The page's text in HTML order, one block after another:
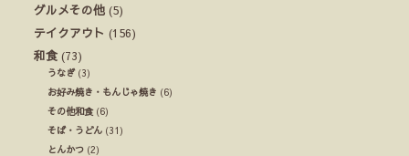
グルメその他 (5)
テイクアウト (156)
和食 (73)
うなぎ(3)
お好み焼き・もんじゃ焼き (6)
その他和食(6)
そば・うどん (31)
とんかつ (2)